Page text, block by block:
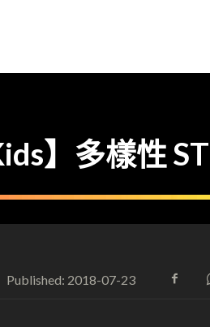
】多樣性
Published: 2018-07-23